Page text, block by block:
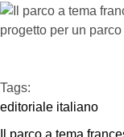
Tags:
editoriale italiano
Il parco a tema